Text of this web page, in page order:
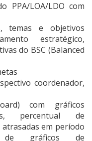
PPA/LOA/LDO com
temas e objetivos
estratégico,
do BSC (Balanced
coordenador,
com gráficos
percentual de
em período
de gráficos de